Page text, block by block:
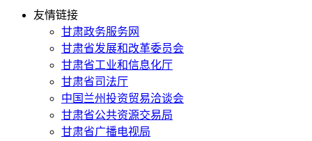
友情链接
甘肃政务服务网
甘肃省发展和改革委员会
甘肃省工业和信息化厅
甘肃省司法厅
中国兰州投资贸易洽谈会
甘肃省公共资源交易局
甘肃省广播电视局